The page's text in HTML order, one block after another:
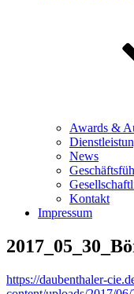
Awards &
News
Kontakt
Impressum
https://daubenthaler-